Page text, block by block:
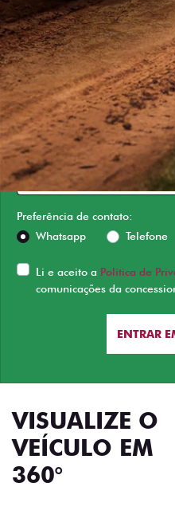
Versão escolhida
Preferência de contato:
Whatsapp
Telefone
Li e aceito a Política de
comunicações da
ENTRAR
VISUALIZE O
VEÍCULO EM
360°